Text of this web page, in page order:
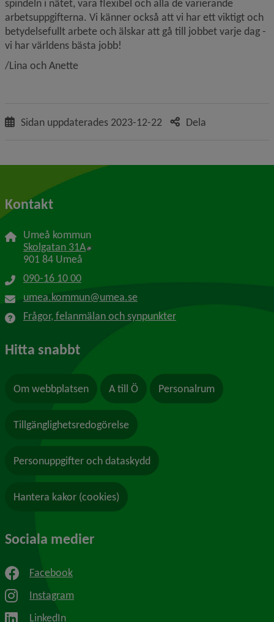
spindeln i nätet, vara flexibel och alla de varierande
arbetsuppgifterna. Vi känner också att vi har ett viktigt och
betydelsefullt arbete och älskar att gå till jobbet varje dag -
vi har världens bästa jobb!
/Lina och Anette
Sidan uppdaterades 2023-12-22 Dela
Kontakt
Umeå kommun
Skolgatan 31A Länk till annan webbplats, öppnas i nytt
901 84 Umeå
090-16 10 00
umea.kommun@umea.se
Frågor, felanmälan och synpunkter
Hitta snabbt
Om webbplatsen A till Ö Personalrum
Tillgänglighetsredogörelse
Personuppgifter och dataskydd
Hantera kakor (cookies)
Sociala medier
Facebook
Instagram
LinkedIn